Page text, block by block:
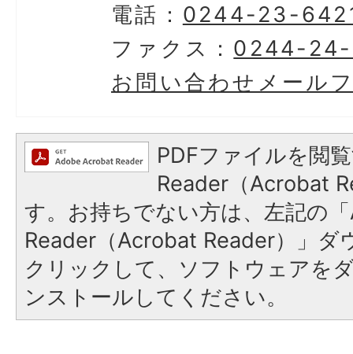
電話： 0244-23-
ファクス： 0244-
お問い合わせメール
PDFファイルを閲
Reader（Acrobat
す。お持ちでない方は、左記の
Reader（Acrobat Reader）」ダ
クリックして、ソフトウェアを
ンストールしてください。